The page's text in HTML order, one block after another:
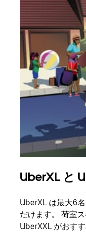
UberXL と
UberXL は最大6
だけます。 荷室
UberXXL がおすす